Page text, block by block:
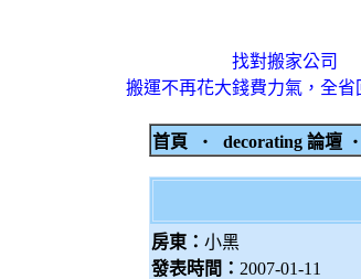
找對搬家公司
搬運不再花大錢費力氣，全省
首頁 ‧ decorating 論壇 ‧
房東： 小黑
發表時間： 2007-01-11